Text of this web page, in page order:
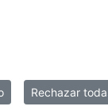
Rechazar